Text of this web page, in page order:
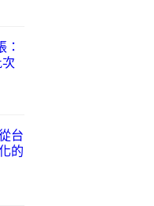
台
的